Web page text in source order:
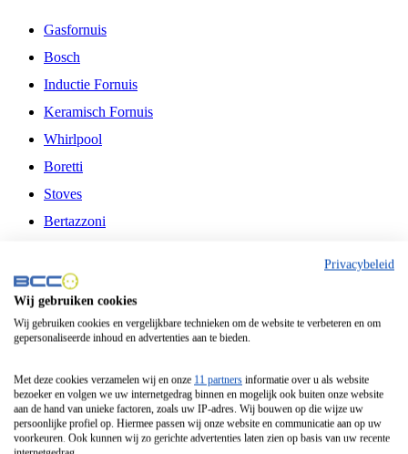
Gasfornuis
Bosch
Inductie Fornuis
Keramisch Fornuis
Whirlpool
Boretti
Stoves
Bertazzoni
Fitelli
Airfryer
Frituurpan
Contactgrill
Broodbakmachine
Broodrooster
Privacybeleid
Wij gebruiken cookies
Wij gebruiken cookies en vergelijkbare technieken om de website te verbeteren en om
gepersonaliseerde inhoud en advertenties aan te bieden.
Met deze cookies verzamelen wij en onze 11 partners informatie over u als website
bezoeker en volgen we uw internetgedrag binnen en mogelijk ook buiten onze website
aan de hand van unieke factoren, zoals uw IP-adres. Wij bouwen op die wijze uw
persoonlijke profiel op. Hiermee passen wij onze website en communicatie aan op uw
voorkeuren. Ook kunnen wij zo gerichte advertenties laten zien op basis van uw recente